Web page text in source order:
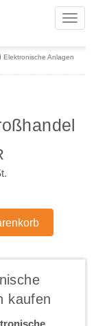
Elektronische Anlagen
kaufen